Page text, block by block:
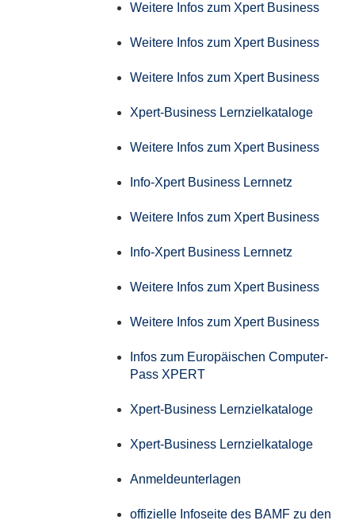
Weitere Infos zum Xpert Business
Weitere Infos zum Xpert Business
Weitere Infos zum Xpert Business
Xpert-Business Lernzielkataloge
Weitere Infos zum Xpert Business
Info-Xpert Business Lernnetz
Weitere Infos zum Xpert Business
Info-Xpert Business Lernnetz
Weitere Infos zum Xpert Business
Weitere Infos zum Xpert Business
Infos zum Europäischen Computer-
Pass XPERT
Xpert-Business Lernzielkataloge
Xpert-Business Lernzielkataloge
Anmeldeunterlagen
offizielle Infoseite des BAMF zu den